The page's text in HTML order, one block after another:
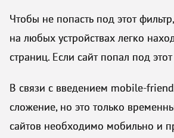
Чтобы не попасть под этот
на любых устройствах легко
страниц. Если сайт попал под
В связи с введением mobile-
сложение, но это только
сайтов необходимо мобильно и